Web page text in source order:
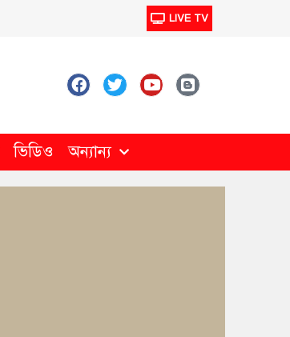
LIVE TV
ভিডিও অন্যান্য